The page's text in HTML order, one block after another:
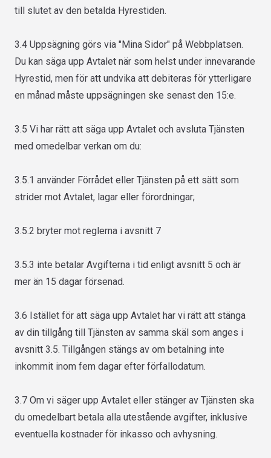
till slutet av den betalda Hyrestiden.
3.4 Uppsägning görs via "Mina Sidor" på Webbplatsen.
Du kan säga upp Avtalet när som helst under innevarande
Hyrestid, men för att undvika att debiteras för ytterligare
en månad måste uppsägningen ske senast den 15:e.
3.5 Vi har rätt att säga upp Avtalet och avsluta Tjänsten
med omedelbar verkan om du:
3.5.1 använder Förrådet eller Tjänsten på ett sätt som
strider mot Avtalet, lagar eller förordningar;
3.5.2 bryter mot reglerna i avsnitt 7
3.5.3 inte betalar Avgifterna i tid enligt avsnitt 5 och är
mer än 15 dagar försenad.
3.6 Istället för att säga upp Avtalet har vi rätt att stänga
av din tillgång till Tjänsten av samma skäl som anges i
avsnitt 3.5. Tillgången stängs av om betalning inte
inkommit inom fem dagar efter förfallodatum.
3.7 Om vi säger upp Avtalet eller stänger av Tjänsten ska
du omedelbart betala alla utestående avgifter, inklusive
eventuella kostnader för inkasso och avhysning.